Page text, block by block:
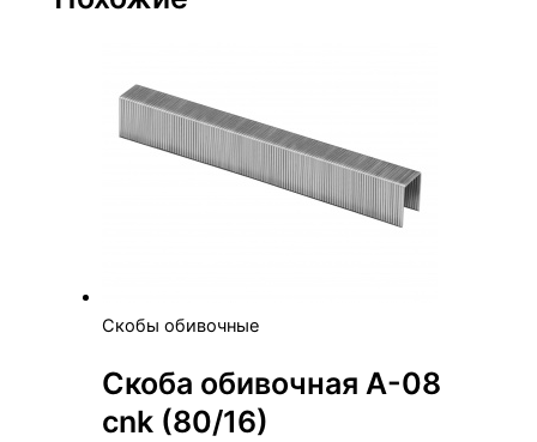
Скобы обивочные
Скоба обивочная А-08
cnk (80/16)